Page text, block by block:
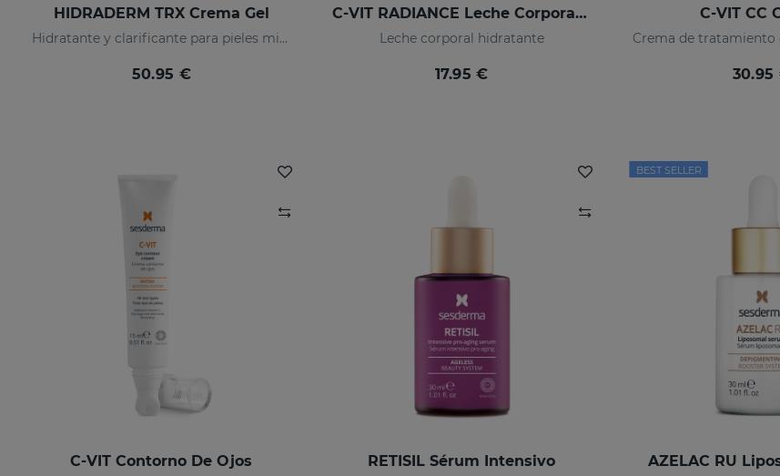
HIDRADERM TRX Crema Gel
Hidratante y clarificante para pieles mixtas
50.95 €
C-VIT RADIANCE Leche Corporal Luminosa
Leche corporal hidratante
17.95 €
C-VIT CC
30.95
C-VIT Contorno De Ojos RETISIL Sérum Intensivo
BEST SELLER
AZELAC RU